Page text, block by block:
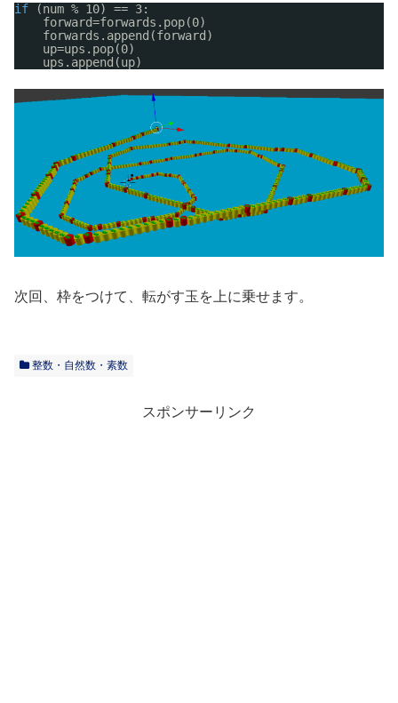
if
(num % 10) == 3:
forward=forwards.pop(0)
forwards.append(forward)
up=ups.pop(0)
ups.append(up)
次回、枠をつけて、転がす玉を上に乗せます。
整数・自然数・素数
スポンサーリンク